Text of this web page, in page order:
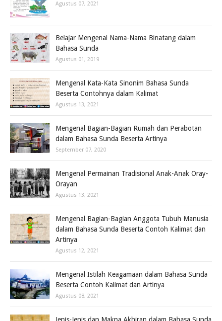
Agustus 07, 2021
Belajar Mengenal Nama-Nama Binatang dalam
Bahasa Sunda
Agustus 01, 2019
Mengenal Kata-Kata Sinonim Bahasa Sunda
Beserta Contohnya dalam Kalimat
Agustus 13, 2021
Mengenal Bagian-Bagian Rumah dan Perabotan
dalam Bahasa Sunda Beserta Artinya
September 07, 2020
Mengenal Permainan Tradisional Anak-Anak Oray-
Orayan
Agustus 13, 2021
Mengenal Bagian-Bagian Anggota Tubuh Manusia
dalam Bahasa Sunda Beserta Contoh Kalimat dan
Artinya
Agustus 12, 2021
Mengenal Istilah Keagamaan dalam Bahasa Sunda
Beserta Contoh Kalimat dan Artinya
Agustus 08, 2021